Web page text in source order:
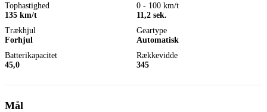
Tophastighed
135 km/t
0 - 100 km/t
11,2 sek.
Trækhjul
Forhjul
Geartype
Automatisk
Batterikapacitet
45,0
Rækkevidde
345
Mål